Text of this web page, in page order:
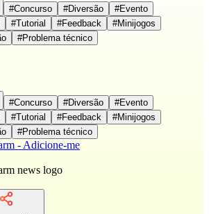
#Concurso #Diversão #Evento
#Tutorial #Feedback #Minijogos
#Problema técnico
#Concurso #Diversão #Evento
#Tutorial #Feedback #Minijogos
#Problema técnico